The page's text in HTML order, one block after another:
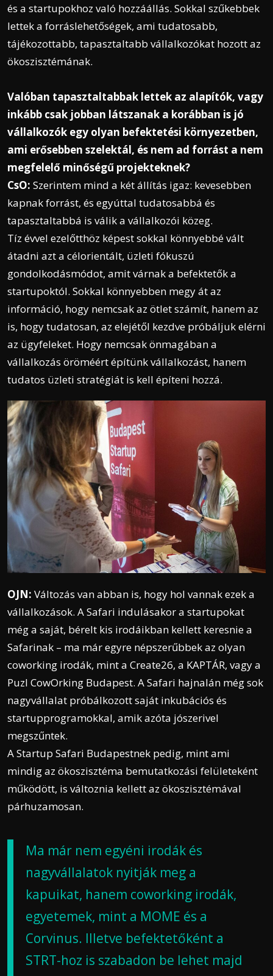
és a startupokhoz való hozzáállás. Sokkal szűkebbek
lettek a forráslehetőségek, ami tudatosabb,
tájékozottabb, tapasztaltabb vállalkozókat hozott az
ökoszisztémának.
Valóban tapasztaltabbak lettek az alapítók, vagy
inkább csak jobban látszanak a korábban is jó
vállalkozók egy olyan befektetési környezetben,
ami erősebben szelektál, és nem ad forrást a nem
megfelelő minőségű projekteknek?
CsO: Szerintem mind a két állítás igaz: kevesebben
kapnak forrást, és egyúttal tudatosabbá és
tapasztaltabbá is válik a vállalkozói közeg.
Tíz évvel ezelőtthöz képest sokkal könnyebbé vált
átadni azt a célorientált, üzleti fókuszú
gondolkodásmódot, amit várnak a befektetők a
startupoktól. Sokkal könnyebben megy át az
információ, hogy nemcsak az ötlet számít, hanem az
is, hogy tudatosan, az elejétől kezdve próbáljuk elérni
az ügyfeleket. Hogy nemcsak önmagában a
vállalkozás öröméért építünk vállalkozást, hanem
tudatos üzleti stratégiát is kell építeni hozzá.
OJN: Változás van abban is, hogy hol vannak ezek a
vállalkozások. A Safari indulásakor a startupokat
még a saját, bérelt kis irodáikban kellett keresnie a
Safarinak – ma már egyre népszerűbbek az olyan
coworking irodák, mint a Create26, a KAPTÁR, vagy a
Puzl CowOrking Budapest. A Safari hajnalán még sok
nagyvállalat próbálkozott saját inkubációs és
startupprogramokkal, amik azóta jószerivel
megszűntek.
A Startup Safari Budapestnek pedig, mint ami
mindig az ökoszisztéma bemutatkozási felületeként
működött, is változnia kellett az ökoszisztémával
párhuzamosan.
Ma már nem egyéni irodák és
nagyvállalatok nyitják meg a
kapuikat, hanem coworking irodák,
egyetemek, mint a MOME és a
Corvinus. Illetve befektetőként a
STRT-hoz is szabadon be lehet majd